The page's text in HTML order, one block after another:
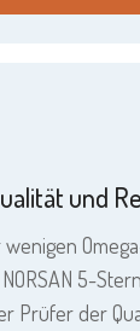
und
5-
Prüfer der